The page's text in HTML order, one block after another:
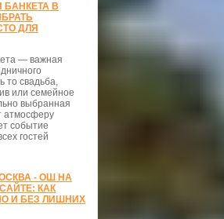
БАНКЕТА В
ДЛЯ
— важная
то свадьба,
или семейное
выбранная
атмосферу
событие
гостей
- ОШ НА
КАК
И БЕЗ ЛИШНИХ